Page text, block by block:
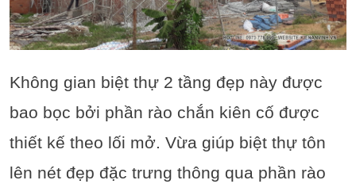
Không gian biệt thự 2 tầng đẹp này được
bao bọc bởi phần rào chắn kiên cố được
thiết kế theo lối mở. Vừa giúp biệt thự tôn
lên nét đẹp đặc trưng thông qua phần rào